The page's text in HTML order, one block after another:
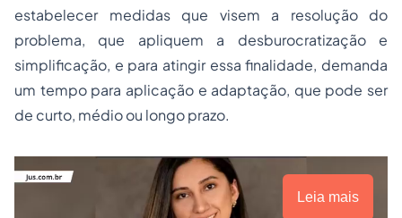
estabelecer medidas que visem a resolução do
problema, que apliquem a desburocratização e
simplificação, e para atingir essa finalidade, demanda
um tempo para aplicação e adaptação, que pode ser
de curto, médio ou longo prazo.
Leia mais